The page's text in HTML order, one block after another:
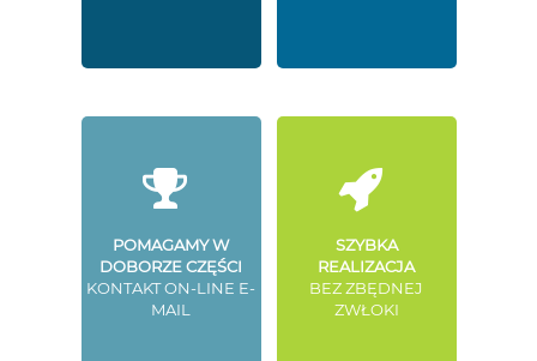
POMAGAMY W
DOBORZE CZĘŚCI
KONTAKT ON-LINE E-
MAIL
SZYBKA
REALIZACJA
BEZ ZBĘDNEJ
ZWŁOKI